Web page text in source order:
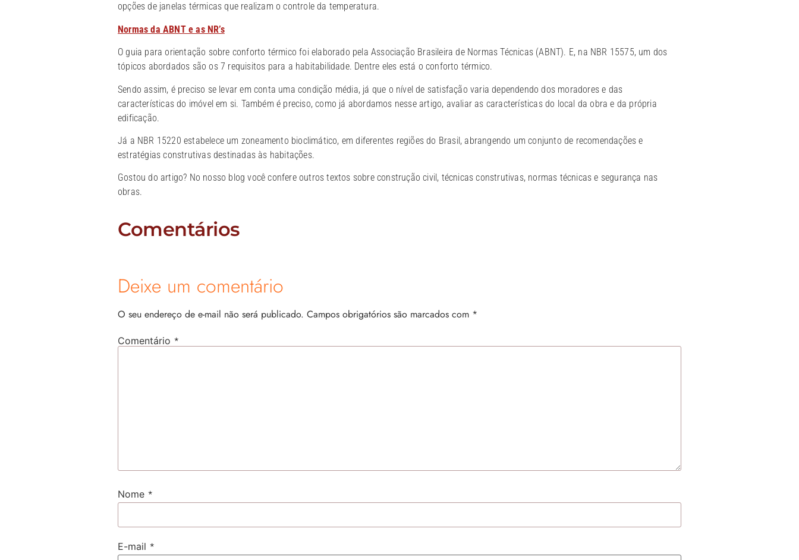
opções de janelas térmicas que realizam o controle da temperatura.
Normas da ABNT e as NR’s
O guia para orientação sobre conforto térmico foi elaborado pela Associação Brasileira de Normas Técnicas (ABNT). E, na NBR 15575, um dos
tópicos abordados são os 7 requisitos para a habitabilidade. Dentre eles está o conforto térmico.
Sendo assim, é preciso se levar em conta uma condição média, já que o nível de satisfação varia dependendo dos moradores e das
características do imóvel em si. Também é preciso, como já abordamos nesse artigo, avaliar as características do local da obra e da própria
edificação.
Já a NBR 15220 estabelece um zoneamento bioclimático, em diferentes regiões do Brasil, abrangendo um conjunto de recomendações e
estratégias construtivas destinadas às habitações.
Gostou do artigo? No nosso blog você confere outros textos sobre construção civil, técnicas construtivas, normas técnicas e segurança nas
obras.
Comentários
Deixe um comentário
O seu endereço de e-mail não será publicado. Campos obrigatórios são marcados com *
Comentário *
Nome *
E-mail *